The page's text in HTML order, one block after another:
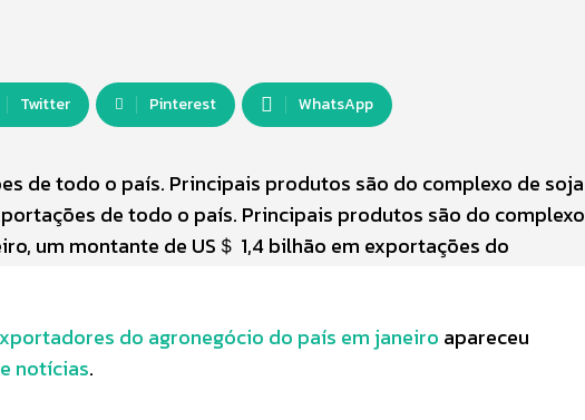
Twitter Pinterest WhatsApp
de todo o país. Principais produtos são do complexo de soja
de todo o país. Principais produtos são do complexo
um montante de US＄ 1,4 bilhão em exportações do
do agronegócio do país em janeiro apareceu
notícias.